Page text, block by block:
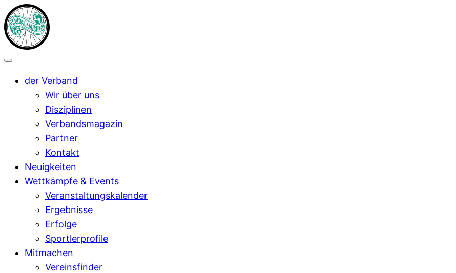
der Verband
Wir über uns
Disziplinen
Verbandsmagazin
Partner
Kontakt
Neuigkeiten
Wettkämpfe & Events
Veranstaltungskalender
Ergebnisse
Erfolge
Sportlerprofile
Mitmachen
Vereinsfinder